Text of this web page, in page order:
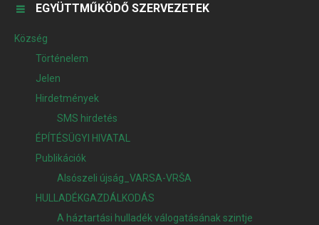
EGYÜTTMŰKÖDŐ SZERVEZETEK
Község
Történelem
Jelen
Hirdetmények
SMS hirdetés
ÉPÍTÉSÜGYI HIVATAL
Publikációk
Alsószeli újság_VARSA-VRŠA
HULLADÉKGAZDÁLKODÁS
A háztartási hulladék válogatásának szintje